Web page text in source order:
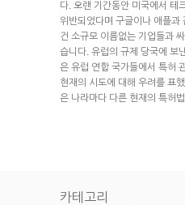
다. 오랜 기간동안 미국에서 테
위반되었다며 구글이나 애플과
건 소규모 이름없는 기업들과
습니다. 유럽의 규제 당국에 보
은 유럽 연합 국가들에서 특허
현재의 시도에 대해 우려를 표
은 나라마다 다른 현재의 특허
카테고리